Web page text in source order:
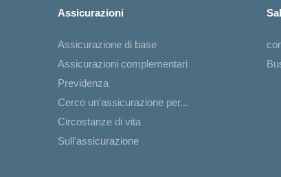
Assicurazioni
Assicurazione di base
Assicurazioni complementari
Previdenza
Cerco un'assicurazione per...
Circostanze di vita
Sull'assicurazione